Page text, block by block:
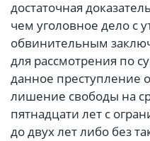
достаточная
чем уголовное дело с
обвинительным
для рассмотрения по
данное преступление
лишение свободы на
пятнадцати лет с
до двух лет либо без